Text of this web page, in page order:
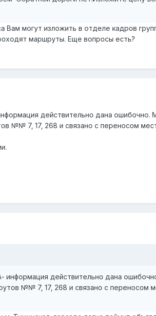
Вам могут изложить в отделе кадров
маршруты. Еще вопросы есть?
действительно дана
№№ 7, 17, 268 и связано с переносом
информация действительно дана
№№ 7, 17, 268 и связано с переносом